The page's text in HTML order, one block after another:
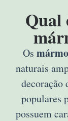
Qual
Os
naturais
decoração
populares
possuem